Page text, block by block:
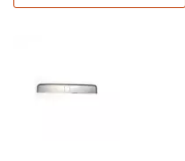
的車子。提高您的後車門手